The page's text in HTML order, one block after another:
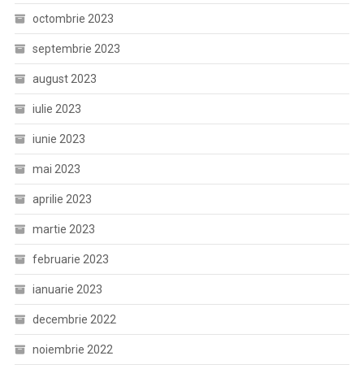
octombrie 2023
septembrie 2023
august 2023
iulie 2023
iunie 2023
mai 2023
aprilie 2023
martie 2023
februarie 2023
ianuarie 2023
decembrie 2022
noiembrie 2022